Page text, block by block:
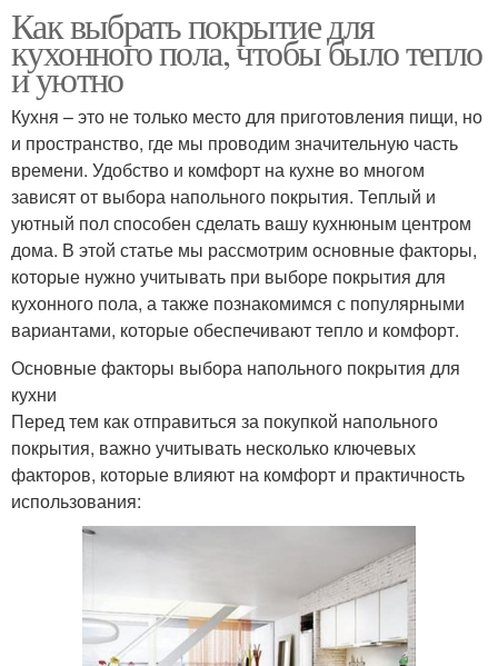
Как выбрать покрытие для
кухонного пола, чтобы было тепло
и уютно
Кухня – это не только место для приготовления пищи, но
и пространство, где мы проводим значительную часть
времени. Удобство и комфорт на кухне во многом
зависят от выбора напольного покрытия. Теплый и
уютный пол способен сделать вашу кухнюным центром
дома. В этой статье мы рассмотрим основные факторы,
которые нужно учитывать при выборе покрытия для
кухонного пола, а также познакомимся с популярными
вариантами, которые обеспечивают тепло и комфорт.
Основные факторы выбора напольного покрытия для
кухни
Перед тем как отправиться за покупкой напольного
покрытия, важно учитывать несколько ключевых
факторов, которые влияют на комфорт и практичность
использования: